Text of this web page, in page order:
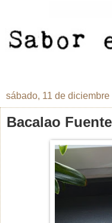
sábado, 11 de
Bacalao